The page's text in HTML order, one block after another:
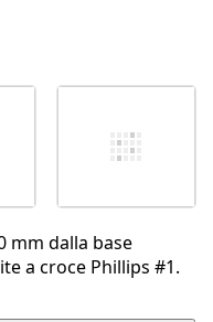
mm dalla base
a croce Phillips #1.